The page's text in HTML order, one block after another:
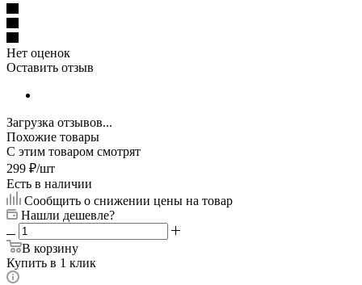
Нет оценок
Оставить отзыв
Загрузка отзывов...
Похожие товары
С этим товаром смотрят
299 ₽/шт
Есть в наличии
Сообщить о снижении цены на товар
Нашли дешевле?
В корзину
Купить в 1 клик